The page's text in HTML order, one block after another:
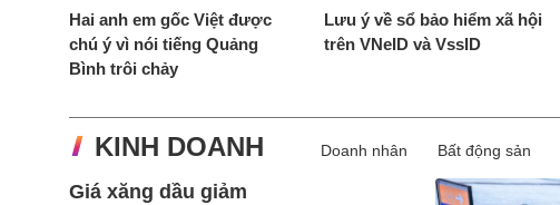
Hai anh em gốc Việt được
chú ý vì nói tiếng Quảng
Bình trôi chảy
Lưu ý về sổ bảo hiểm xã hội
trên VNeID và VssID
KINH DOANH Doanh nhân Bất động sản
Giá xăng dầu giảm